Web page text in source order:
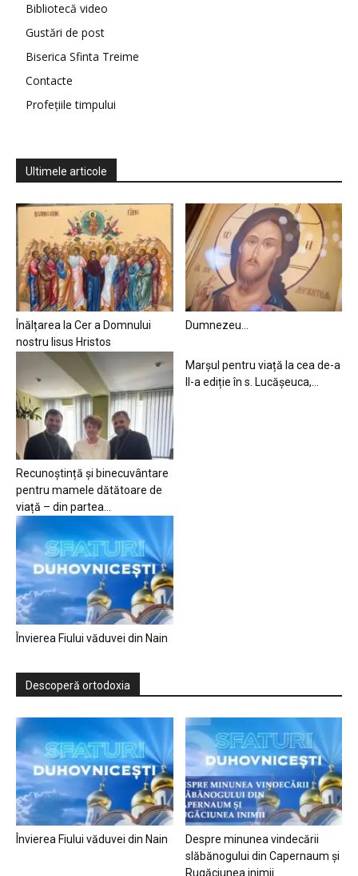
Bibliotecă video
Gustări de post
Biserica Sfinta Treime
Contacte
Profețiile timpului
Ultimele articole
Înălțarea la Cer a Domnului
nostru Iisus Hristos
Dumnezeu…
Recunoștință și binecuvântare
pentru mamele dătătoare de
viață – din partea...
Marșul pentru viață la cea de-a
II-a ediție în s. Lucășeuca,...
Învierea Fiului văduvei din Nain
Descoperă ortodoxia
Învierea Fiului văduvei din Nain
Despre minunea vindecării
slăbănogului din Capernaum și
Rugăciunea inimii